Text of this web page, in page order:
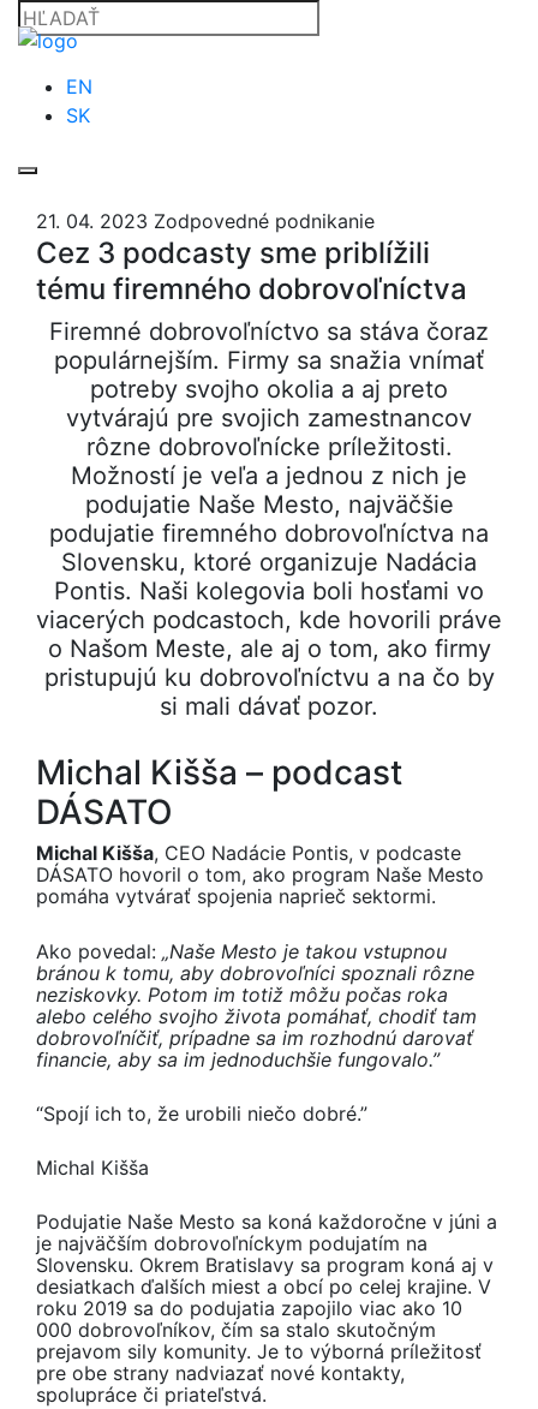
EN
SK
21. 04. 2023 Zodpovedné podnikanie
Cez 3 podcasty sme priblížili
tému firemného dobrovoľníctva
Firemné dobrovoľníctvo sa stáva čoraz
populárnejším. Firmy sa snažia vnímať
potreby svojho okolia a aj preto
vytvárajú pre svojich zamestnancov
rôzne dobrovoľnícke príležitosti.
Možností je veľa a jednou z nich je
podujatie Naše Mesto, najväčšie
podujatie firemného dobrovoľníctva na
Slovensku, ktoré organizuje Nadácia
Pontis. Naši kolegovia boli hosťami vo
viacerých podcastoch, kde hovorili práve
o Našom Meste, ale aj o tom, ako firmy
pristupujú ku dobrovoľníctvu a na čo by
si mali dávať pozor.
Michal Kišša – podcast
DÁSATO
Michal Kišša, CEO Nadácie Pontis, v podcaste
DÁSATO hovoril o tom, ako program Naše Mesto
pomáha vytvárať spojenia naprieč sektormi.
Ako povedal: „Naše Mesto je takou vstupnou
bránou k tomu, aby dobrovoľníci spoznali rôzne
neziskovky. Potom im totiž môžu počas roka
alebo celého svojho života pomáhať, chodiť tam
dobrovoľníčiť, prípadne sa im rozhodnú darovať
financie, aby sa im jednoduchšie fungovalo.”
“Spojí ich to, že urobili niečo dobré.”
Michal Kišša
Podujatie Naše Mesto sa koná každoročne v júni a
je najväčším dobrovoľníckym podujatím na
Slovensku. Okrem Bratislavy sa program koná aj v
desiatkach ďalších miest a obcí po celej krajine. V
roku 2019 sa do podujatia zapojilo viac ako 10
000 dobrovoľníkov, čím sa stalo skutočným
prejavom sily komunity. Je to výborná príležitosť
pre obe strany nadviazať nové kontakty,
spolupráce či priateľstvá.